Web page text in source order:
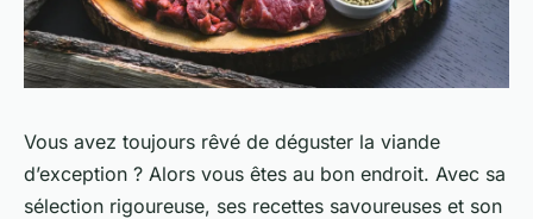
Vous avez toujours rêvé de déguster la viande
d’exception ? Alors vous êtes au bon endroit. Avec sa
sélection rigoureuse, ses recettes savoureuses et son